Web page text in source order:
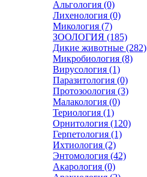
Альгология (0)
Лихенология (0)
Микология (7)
ЗООЛОГИЯ (185)
Дикие животные (282)
Микробиология (8)
Вирусология (1)
Паразитология (0)
Протозоология (3)
Малакология (0)
Териология (1)
Орнитология (120)
Герпетология (1)
Ихтиология (2)
Энтомология (42)
Акарология (0)